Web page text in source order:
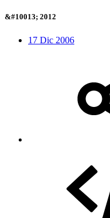
&#10013; 2012
17 Dic 2006